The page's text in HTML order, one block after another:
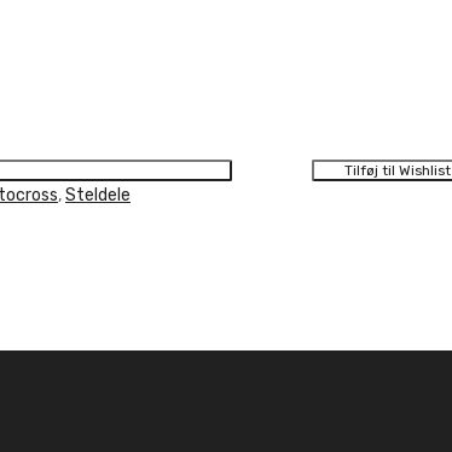
Tilføj til Wishlist
,Steldele